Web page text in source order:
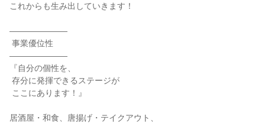
これからも生み出していきます！
―――――――
―――――――
『自分の個性を、
居酒屋・和食、唐揚げ・テイクアウト、